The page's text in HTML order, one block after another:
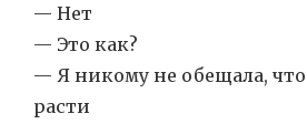
— Нет
— Это как?
— Я никому не обещала,
расти